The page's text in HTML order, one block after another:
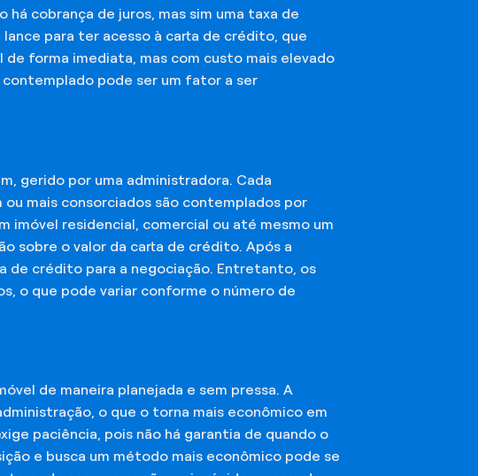
cobrança de juros, mas sim uma taxa de
para ter acesso à carta de crédito, que
forma imediata, mas com custo mais elevado
contemplado pode ser um fator a ser
gerido por uma administradora. Cada
mais consorciados são contemplados por
imóvel residencial, comercial ou até mesmo um
sobre o valor da carta de crédito. Após a
de crédito para a negociação. Entretanto, os
o que pode variar conforme o número de
de maneira planejada e sem pressa. A
o que o torna mais econômico em
paciência, pois não há garantia de quando o
e busca um método mais econômico pode se